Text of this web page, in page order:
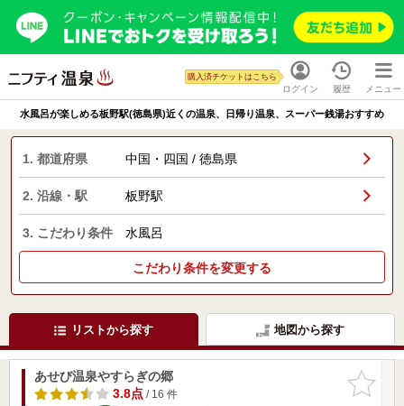
ログイン
購入済チケットはこちら
履歴 メニュー
水風呂が楽しめる板野駅(徳島県)近くの温泉、日帰り温泉、スーパー銭湯おすすめ
1. 都道府県 中国・四国 / 徳島県
2. 沿線・駅 板野駅
3. こだわり条件 水風呂
こだわり条件を変更する
リストから探す 地図から探す
お気に入
りに追加
あせび温泉やすらぎの郷
3.8点/ 16 件